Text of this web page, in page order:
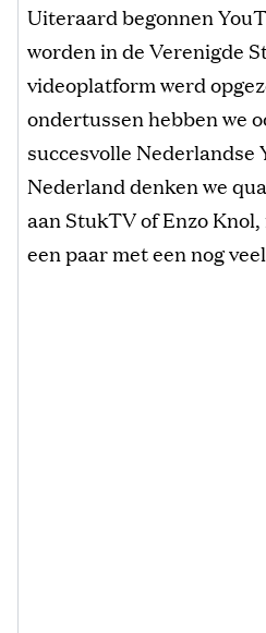
Uiteraard begonnen
worden in de Verenigde
videoplatform werd
ondertussen hebben we
succesvolle Nederlandse
Nederland denken we
aan StukTV of Enzo
een paar met een nog